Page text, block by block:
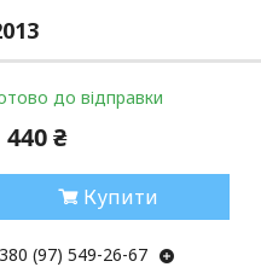
до відправки
440 ₴
Купити
(97) 549-26-67